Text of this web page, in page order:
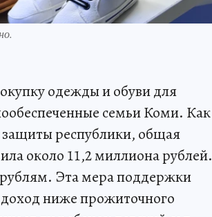
одежды и обуви для
семьи Коми. Как
республики, общая
около 11,2 миллиона рублей.
рублям. Эта мера поддержки
ниже прожиточного